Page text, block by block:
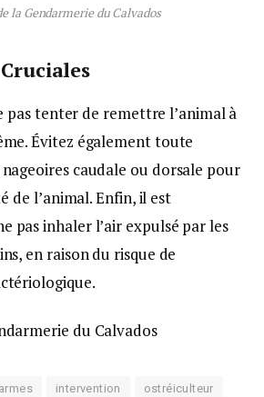
la Gendarmerie du Calvados
pas tenter de remettre l’animal à
Évitez également toute
caudale ou dorsale pour
de l’animal. Enfin, il est
pas inhaler l’air expulsé par les
en raison du risque de
du Calvados
intervention ostréiculteur